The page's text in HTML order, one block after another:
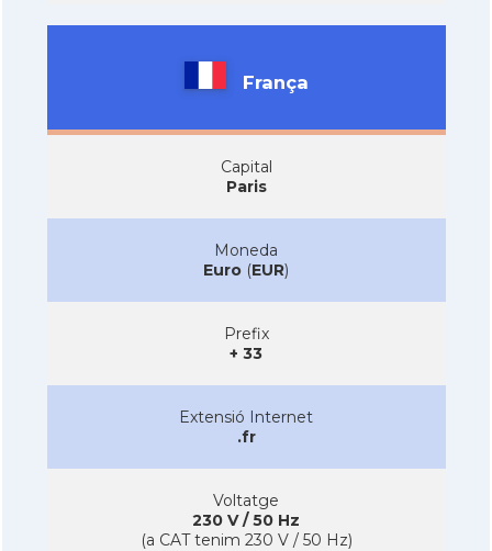
França
Capital
Paris
Moneda
Euro (EUR)
Prefix
+ 33
Extensió Internet
.fr
Voltatge
230 V / 50 Hz
(a CAT tenim 230 V / 50 Hz)